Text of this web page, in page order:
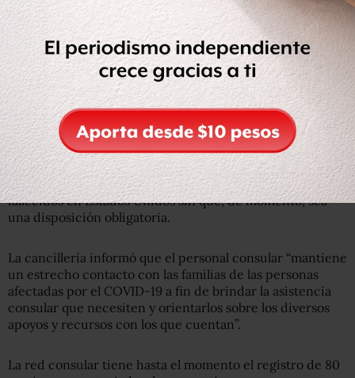
“Al momento y debido a retrasos de las autoridades
estadounidenses por la emergencia, no se han repatriado
restos ni cenizas de mexicanos fallecidos por COVID-19”,
detalló la cancillería en un comunicado.
Varios gobiernos estatales han mostrado interés en
colaborar con las autoridades mexicanas para repatriar
restos o cenizas y recomiendan la cremación de los
fallecidos en Estados Unidos sin que, de momento, sea
una disposición obligatoria.
La cancillería informó que el personal consular “mantiene
un estrecho contacto con las familias de las personas
afectadas por el COVID-19 a fin de brindar la asistencia
consular que necesiten y orientarlos sobre los diversos
apoyos y recursos con los que cuentan”.
La red consular tiene hasta el momento el registro de 80